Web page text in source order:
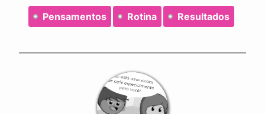
Pensamentos
Rotina Resultados